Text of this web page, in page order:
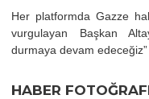
Her platformda Gazze
vurgulayan Başkan
durmaya devam edeceğiz”
HABER